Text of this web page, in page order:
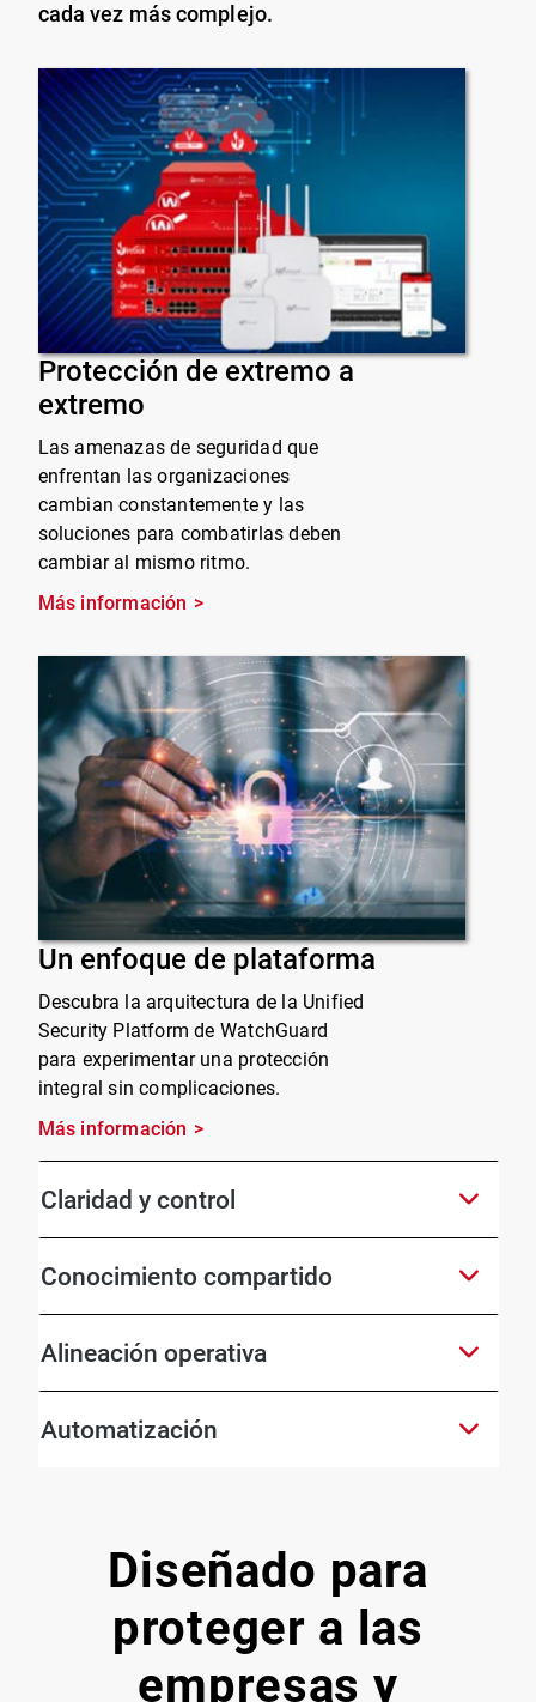
cada vez más complejo.
Protección de extremo a
extremo
Las amenazas de seguridad que
enfrentan las organizaciones
cambian constantemente y las
soluciones para combatirlas deben
cambiar al mismo ritmo.
Más información
Un enfoque de plataforma
Descubra la arquitectura de la Unified
Security Platform de WatchGuard
para experimentar una protección
integral sin complicaciones.
Más información
Claridad y control
Conocimiento compartido
Alineación operativa
Automatización
Diseñado para
proteger a las
empresas y